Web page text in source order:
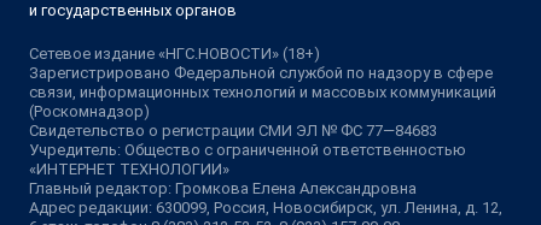
и государственных органов
Сетевое издание «НГС.НОВОСТИ» (18+)
Зарегистрировано Федеральной службой по надзору в сфере
связи, информационных технологий и массовых коммуникаций
(Роскомнадзор)
Свидетельство о регистрации СМИ ЭЛ № ФС 77—84683
Учредитель: Общество с ограниченной ответственностью
«ИНТЕРНЕТ ТЕХНОЛОГИИ»
Главный редактор: Громкова Елена Александровна
Адрес редакции: 630099, Россия, Новосибирск, ул. Ленина, д. 12,